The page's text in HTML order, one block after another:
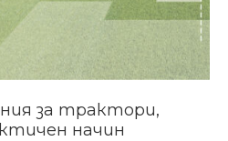
за трактори,
начин